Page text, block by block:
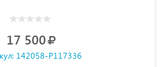
17 500
142058-P117336